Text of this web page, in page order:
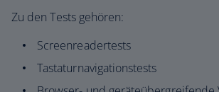
Zu den Tests gehören:
Screenreadertests
Tastaturnavigationstests